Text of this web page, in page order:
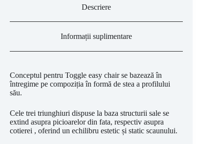
Descriere
Informații suplimentare
Conceptul pentru Toggle easy chair se bazează în
întregime pe compoziția în formă de stea a profilului
său.
Cele trei triunghiuri dispuse la baza structurii sale se
extind asupra picioarelor din fata, respectiv asupra
cotierei , oferind un echilibru estetic și static scaunului.